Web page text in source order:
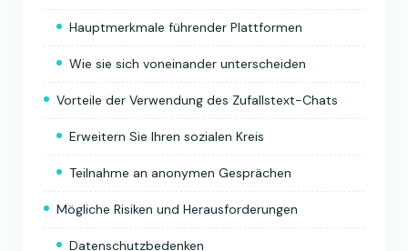
Hauptmerkmale führender Plattformen
Wie sie sich voneinander unterscheiden
Vorteile der Verwendung des Zufallstext-Chats
Erweitern Sie Ihren sozialen Kreis
Teilnahme an anonymen Gesprächen
Mögliche Risiken und Herausforderungen
Datenschutzbedenken